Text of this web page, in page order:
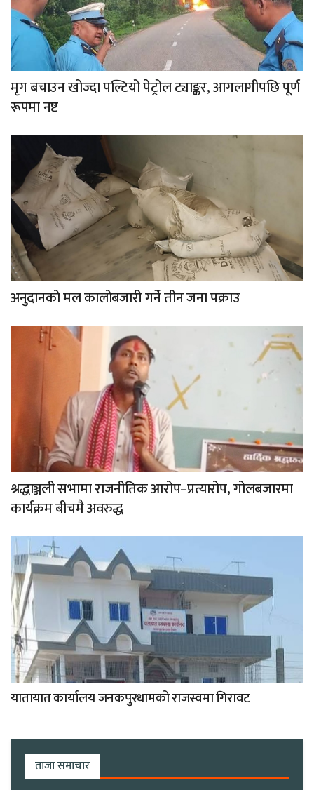
मृग बचाउन खोज्दा पल्टियो पेट्रोल ट्याङ्कर, आगलागीपछि पूर्ण
रूपमा नष्ट
अनुदानको मल कालोबजारी गर्ने तीन जना पक्राउ
श्रद्धाञ्जली सभामा राजनीतिक आरोप–प्रत्यारोप, गोलबजारमा
कार्यक्रम बीचमै अवरुद्ध
यातायात कार्यालय जनकपुरधामको राजस्वमा गिरावट
ताजा समाचार